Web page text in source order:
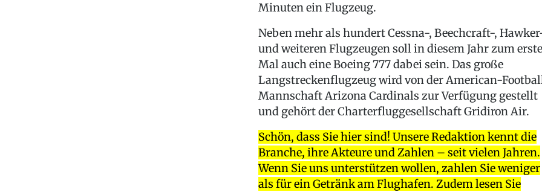
Minuten ein Flugzeug.
Neben mehr als hundert Cessna-, Beechcraft-,
und weiteren Flugzeugen soll in diesem Jahr zum
Mal auch eine Boeing 777 dabei sein. Das große
Langstreckenflugzeug wird von der American-
Mannschaft Arizona Cardinals zur Verfügung gestellt
und gehört der Charterfluggesellschaft Gridiron Air.
Schön, dass Sie hier sind! Unsere Redaktion kennt die
Branche, ihre Akteure und Zahlen – seit vielen Jahren.
Wenn Sie uns unterstützen wollen, zahlen Sie weniger
als für ein Getränk am Flughafen. Zudem lesen Sie